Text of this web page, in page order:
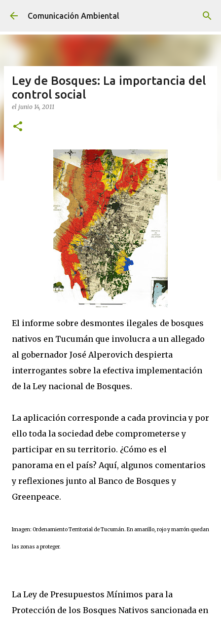
Ir al contenido principal
Comunicación Ambiental
Ley de Bosques: La importancia del
control social
el junio 14, 2011
El informe sobre desmontes ilegales de bosques
nativos en Tucumán que involucra a un allegado
al gobernador José Alperovich despierta
interrogantes sobre la efectiva implementación
de la Ley nacional de Bosques.
La aplicación corresponde a cada provincia y por
ello toda la sociedad debe comprometerse y
participar en su territorio. ¿Cómo es el
panorama en el país? Aquí, algunos comentarios
y reflexiones junto al Banco de Bosques y
Greenpeace.
Imagen: Ordenamiento Territorial de Tucumán. En amarillo, rojo y marrón quedan
las zonas a proteger.
La Ley de Presupuestos Mínimos para la
Protección de los Bosques Nativos sancionada en